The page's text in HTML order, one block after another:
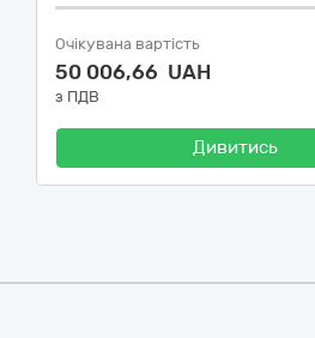
Очікувана вартість
50 006,66 UAH
з ПДВ
Дивитись